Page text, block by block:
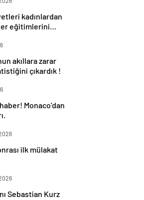
kadınlardan
eğitimlerini
akıllara zarar
çıkardık !
Monaco’dan
ilk mülakat
Sebastian Kurz